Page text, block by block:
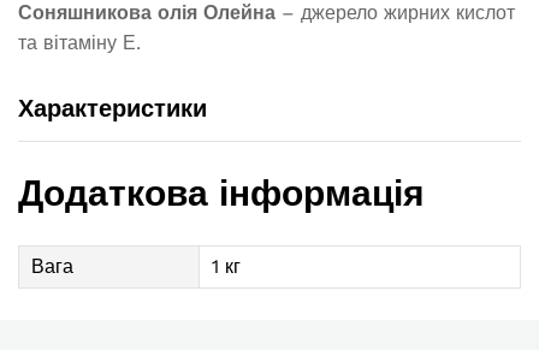
Соняшникова олія Олейна – джерело жирних кислот
та вітаміну Е.
Характеристики
Додаткова інформація
Вага 1 кг